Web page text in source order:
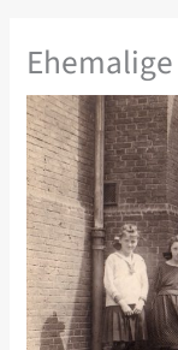
Ehemalige